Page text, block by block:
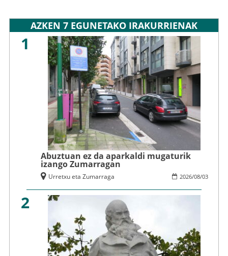
AZKEN 7 EGUNETAKO IRAKURRIENAK
1
Abuztuan ez da aparkaldi mugaturik
izango Zumarragan
2026/08/03
Urretxu eta Zumarraga
2